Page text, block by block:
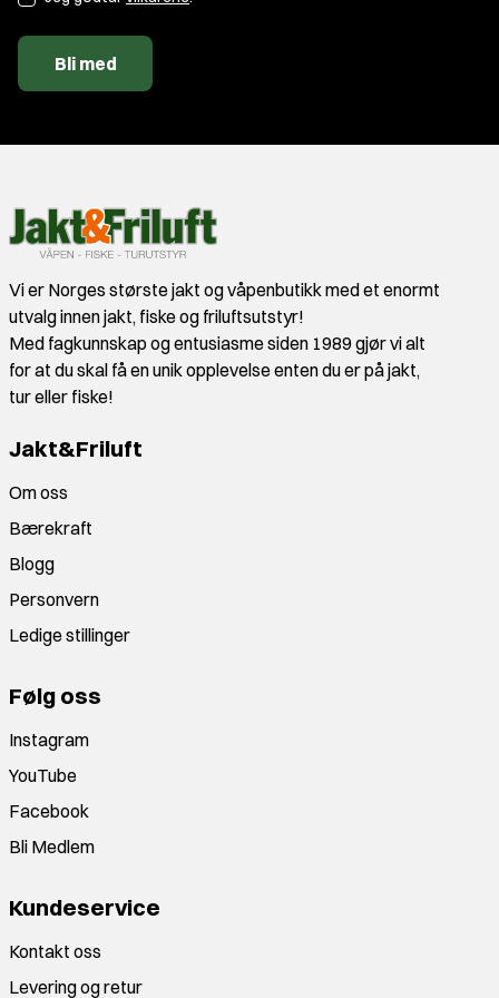
Bli med
Vi er Norges største jakt og våpenbutikk med et enormt
utvalg innen jakt, fiske og friluftsutstyr!
Med fagkunnskap og entusiasme siden 1989 gjør vi alt
for at du skal få en unik opplevelse enten du er på jakt,
tur eller fiske!
Jakt&Friluft
Om oss
Bærekraft
Blogg
Personvern
Ledige stillinger
Følg oss
Instagram
YouTube
Facebook
Bli Medlem
Kundeservice
Kontakt oss
Levering og retur